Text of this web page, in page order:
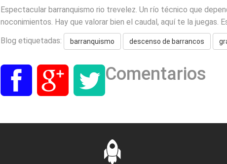
Espectacular barranquismo rio trevelez. Un río técnico que
noconimientos. Hay que valorar bien el caudal, aquí te la juegas.
Blog etiquetadas: barranquismo descenso de barrancos
Comentarios